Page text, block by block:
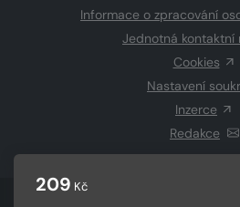
209 Kč
Informace o zpracování
Jednotná kontaktní
Cookies
Nastavení
Inzerce
Redakce